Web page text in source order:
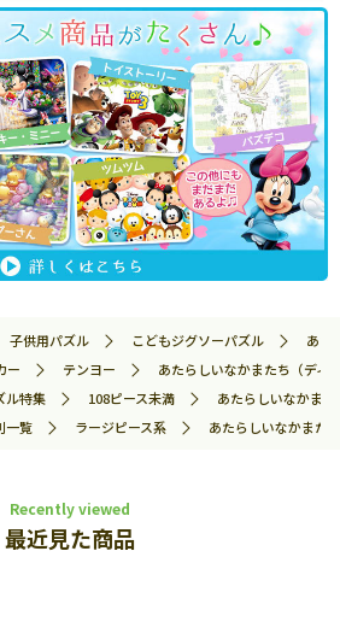
子供用パズル こどもジグソーパズル
あた
ー テンヨー
あたらしいなかまたち（デ
ル特集 108ピース未満
あたらしいなかま
一覧 ラージピース系 あたらしいなかま
Recently viewed
最近見た商品